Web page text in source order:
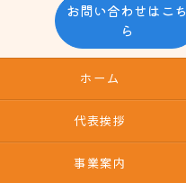
お問い合わせはこち
ら
ホーム
代表挨拶
事業案内